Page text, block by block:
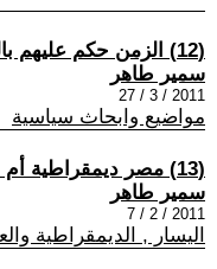
(12) الزمن حكم عليهم بالزوال
سمير طاهر
2011 / 3 / 27
مواضيع وابحاث سياسية
(13) مصر ديمقراطية أم جمهورية حنين الى الماضي؟ (رد على حازم صاغية)
سمير طاهر
2011 / 2 / 7
اليسار , الديمقراطية